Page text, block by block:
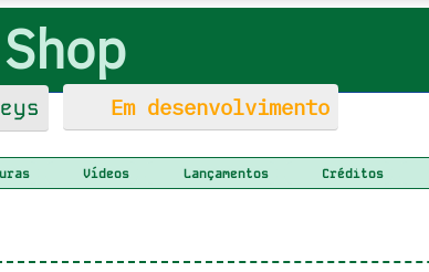
Em desenvolvimento
Vídeos Lançamentos Créditos